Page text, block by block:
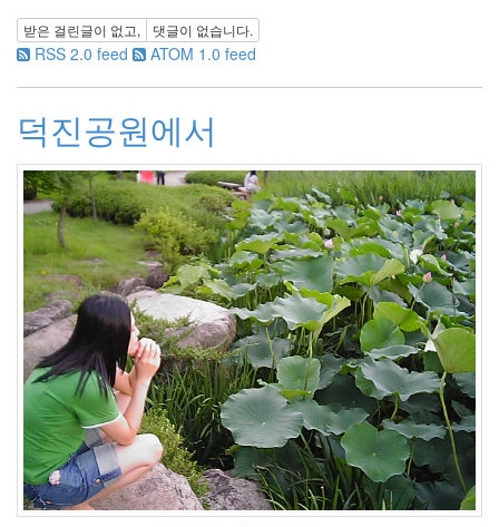
받은 걸린글이 없고, 댓글이 없습니다.
RSS 2.0 feed ATOM 1.0 feed
덕진공원에서
2006
년
25
2006
년
5
월
21
2006
년
6
월
1
2006
년
월
21
2006
년
8